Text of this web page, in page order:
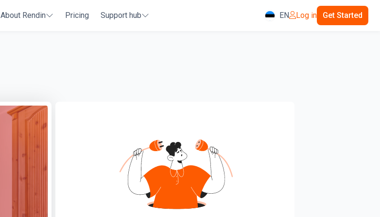
About Rendin Pricing Support hub EN Log in Get Started